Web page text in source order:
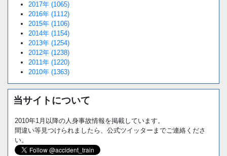
2017年 (1065)
2016年 (1112)
2015年 (1106)
2014年 (1154)
2013年 (1254)
2012年 (1238)
2011年 (1220)
2010年 (1363)
当サイトについて
2010年1月以降の人身事故情報を掲載しています。
間違い等見つけられましたら、公式ツイッターまでご連絡くださ
い。